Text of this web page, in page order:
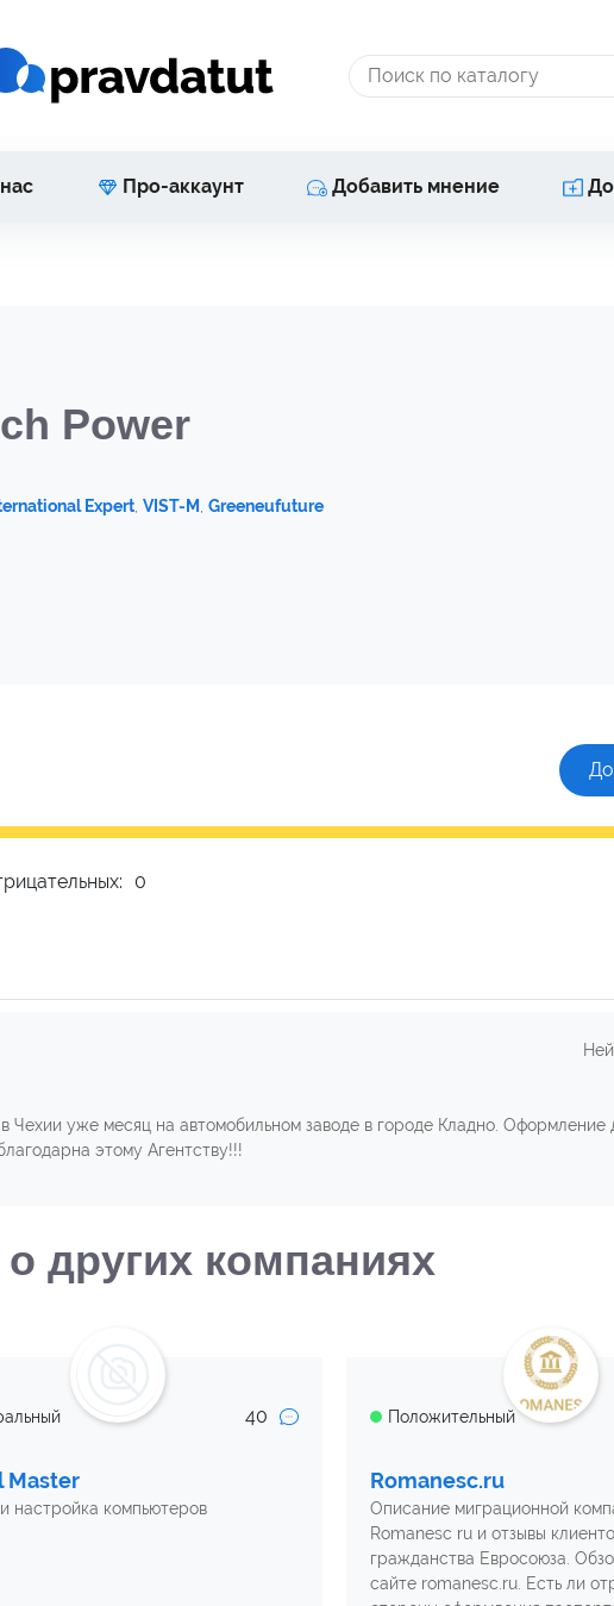
Про-аккаунт Добавить мнение
Power
Expert VIST-M Greeneufuture
0
уже месяц на автомобильном заводе в городе Кладно. Оформление
этому Агентству!!!
других компаниях
40
Master
настройка компьютеров
Положительный
Romanesc.ru
Описание миграционной
Romanesc ru и отзывы
гражданства Евросоюза.
сайте romanesc.ru. Есть ли